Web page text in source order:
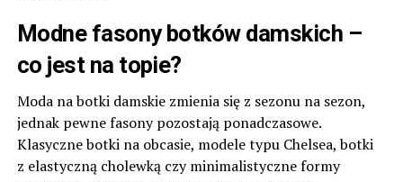
Modne fasony botków damskich –
co jest na topie?
Moda na botki damskie zmienia się z sezonu na sezon,
jednak pewne fasony pozostają ponadczasowe.
Klasyczne botki na obcasie, modele typu Chelsea, botki
z elastyczną cholewką czy minimalistyczne formy